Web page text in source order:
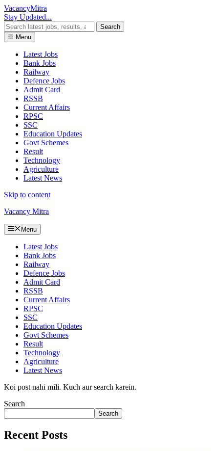
VacancyMitra
Stay Updated...
Search
☰ Menu
Latest Jobs
Bank Jobs
Railway
Defence Jobs
Admit Card
RSSB
Current Affairs
RPSC
SSC
Education Updates
Govt Schemes
Result
Technology
Agriculture
Latest News
Skip to content
Vacancy Mitra
Menu
Latest Jobs
Bank Jobs
Railway
Defence Jobs
Admit Card
RSSB
Current Affairs
RPSC
SSC
Education Updates
Govt Schemes
Result
Technology
Agriculture
Latest News
Koi post nahi mili. Kuch aur search karein.
Search
Search
Recent Posts